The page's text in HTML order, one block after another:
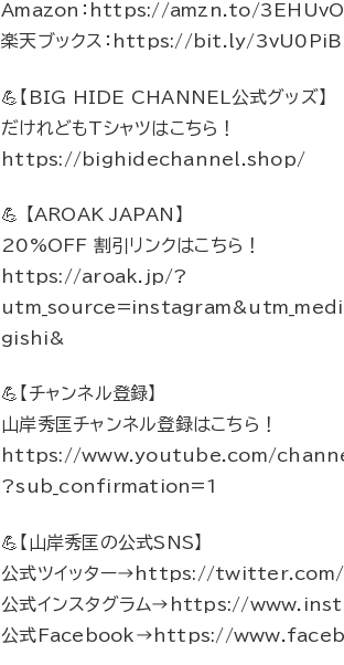
Amazon：https://amzn.to/
楽天ブックス：https://bit.ly/3vU0PiB
💪【BIG HIDE CHANNEL公式グッズ】
だけれどもTシャツはこちら！
https://bighidechannel.shop/
💪 【AROAK JAPAN】
20%OFF 割引リンクはこちら！
https://aroak.jp/?
gishi&
💪【チャンネル登録】
山岸秀匡チャンネル登録はこちら！
https://www.youtube.com/
?sub_confirmation=1
💪【山岸秀匡の公式SNS】
公式ツイッター→https://
公式インスタグラム→https://
公式Facebook→https://